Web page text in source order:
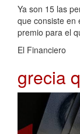
Ya son 15 las
que consiste en
premio para el
El Financiero
grecia